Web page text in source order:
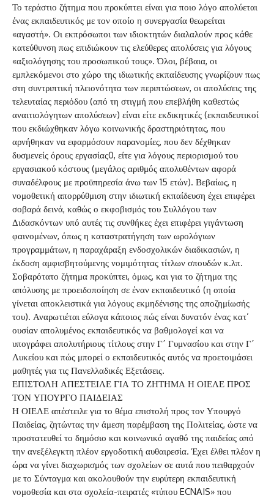
Το τεράστιο ζήτημα που προκύπτει είναι για ποιο λόγο απολύεται
ένας εκπαιδευτικός με τον οποίο η συνεργασία θεωρείται
«αγαστή». Οι εκπρόσωποι των ιδιοκτητών διαλαλούν προς κάθε
κατεύθυνση πως επιδιώκουν τις ελεύθερες απολύσεις για λόγους
«αξιολόγησης του προσωπικού τους». Όλοι, βέβαια, οι
εμπλεκόμενοι στο χώρο της ιδιωτικής εκπαίδευσης γνωρίζουν πως
στη συντριπτική πλειονότητα των περιπτώσεων, οι απολύσεις της
τελευταίας περιόδου (από τη στιγμή που επεβλήθη καθεστώς
αναιτιολόγητων απολύσεων) είναι είτε εκδικητικές (εκπαιδευτικοί
που εκδιώχθηκαν λόγω κοινωνικής δραστηριότητας, που
αρνήθηκαν να εφαρμόσουν παρανομίες, που δεν δέχθηκαν
δυσμενείς όρους εργασίας0, είτε για λόγους περιορισμού του
εργασιακού κόστους (μεγάλος αριθμός απολυθέντων αφορά
συναδέλφους με προϋπηρεσία άνω των 15 ετών). Βεβαίως, η
νομοθετική απορρύθμιση στην ιδιωτική εκπαίδευση έχει επιφέρει
σοβαρά δεινά, καθώς ο εκφοβισμός του Συλλόγου των
Διδασκόντων υπό αυτές τις συνθήκες έχει επιφέρει γιγάντωση
φαινομένων, όπως η καταστρατήγηση των ωρολόγιων
προγραμμάτων, η παραχάραξη ενδοσχολικών διαδικασιών, η
έκδοση αμφισβητούμενης νομιμότητας τίτλων σπουδών κ.λπ.
Σοβαρότατο ζήτημα προκύπτει, όμως, και για το ζήτημα της
απόλυσης με προειδοποίηση σε έναν εκπαιδευτικό (η οποία
γίνεται αποκλειστικά για λόγους εκμηδένισης της αποζημίωσής
του). Αναρωτιέται εύλογα κάποιος πώς είναι δυνατόν ένας κατ’
ουσίαν απολυμένος εκπαιδευτικός να βαθμολογεί και να
υπογράφει απολυτήριους τίτλους στην Γ΄ Γυμνασίου και στην Γ΄
Λυκείου και πώς μπορεί ο εκπαιδευτικός αυτός να προετοιμάσει
μαθητές για τις Πανελλαδικές Εξετάσεις.
ΕΠΙΣΤΟΛΗ ΑΠΕΣΤΕΙΛΕ ΓΙΑ ΤΟ ΖΗΤΗΜΑ Η ΟΙΕΛΕ ΠΡΟΣ
ΤΟΝ ΥΠΟΥΡΓΟ ΠΑΙΔΕΙΑΣ
Η ΟΙΕΛΕ απέστειλε για το θέμα επιστολή προς τον Υπουργό
Παιδείας, ζητώντας την άμεση παρέμβαση της Πολιτείας, ώστε να
προστατευθεί το δημόσιο και κοινωνικό αγαθό της παιδείας από
την ανεξέλεγκτη πλέον εργοδοτική αυθαιρεσία. Έχει έλθει πλέον η
ώρα να γίνει διαχωρισμός των σχολείων σε αυτά που πειθαρχούν
με το Σύνταγμα και ακολουθούν την ευρύτερη εκπαιδευτική
νομοθεσία και στα σχολεία-πειρατές «τύπου ECNAIS» που